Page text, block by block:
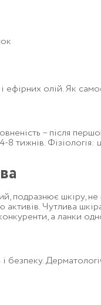
олій. Як
– після
тижнів.
подразнює шкіру,
активів. Чутлива
а ланки
безпеку.